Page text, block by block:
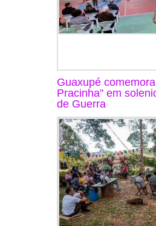
Guaxupé
Pracinha" em
de Guerra